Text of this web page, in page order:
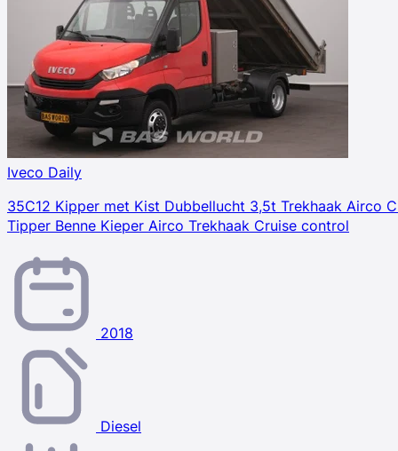
Iveco Daily
35C12 Kipper met Kist Dubbellucht 3,5t Trekhaak Airco
Tipper Benne Kieper Airco Trekhaak Cruise control
2018
Diesel